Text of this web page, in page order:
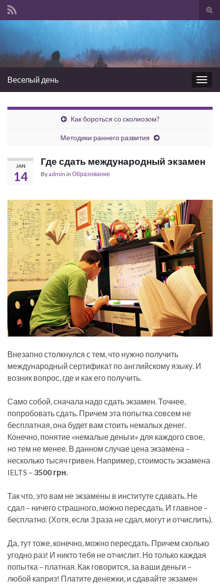
Веселый день
Как бороться со сколиозом?
Методики раннего развития
JAN
14
Где сдать международный экзамен
Byadmin in Образование
Внезапно столкнулся с тем, что нужно получить
международный сертификат по английскому языку. И
возник вопрос, где и как его получить.
Само собой, сначала надо сдать экзамен. Точнее,
попробовать сдать. Причем эта попытка совсем не
бесплатная, она будет вам стоить немалых денег.
Конечно, понятие «немалые деньги» для каждого свое,
но тем не менее. В данном случае цена экзамена –
несколько тысяч гривен. Например, стоимость экзамена
IELTS – 3500 грн.
Так что, это вам не экзамены в институте сдавать. Не
сдал – ничего страшного, можно пересдать. И главное –
бесплатно. (Хотя, если 3 раза не сдал, могут и отчислить).
Да, тут тоже, конечно, можно пересдать. Причем сколько
угодно раз! И никто тебя не отчислит. Но только каждая
попытка – платная. Как говорится, за ваши деньги –
любой каприз! Платите денежки, и сдавайте экзамен